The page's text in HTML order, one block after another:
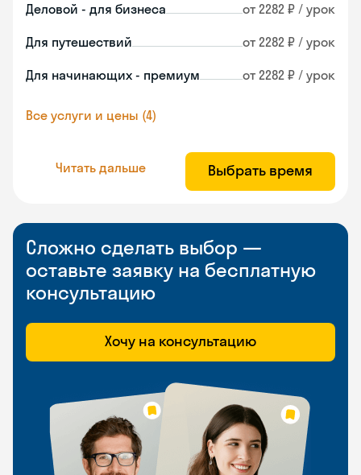
Деловой - для бизнеса от 2282 ₽ / урок
Для путешествий от 2282 ₽ / урок
Для начинающих - премиум от 2282 ₽ / урок
Все услуги и цены (4)
Читать дальше Выбрать время
Сложно сделать выбор —
оставьте заявку на бесплатную
консультацию
Хочу на консультацию